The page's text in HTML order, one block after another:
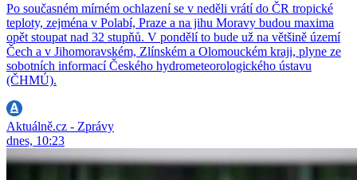
Po současném mírném ochlazení se v neděli vrátí do ČR tropické
teploty, zejména v Polabí, Praze a na jihu Moravy budou maxima
opět stoupat nad 32 stupňů. V pondělí to bude už na většině území
Čech a v Jihomoravském, Zlínském a Olomouckém kraji, plyne ze
sobotních informací Českého hydrometeorologického ústavu
(ČHMÚ).
Aktuálně.cz - Zprávy
dnes, 10:23